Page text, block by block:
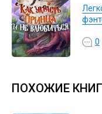
0
ПОХОЖИЕ